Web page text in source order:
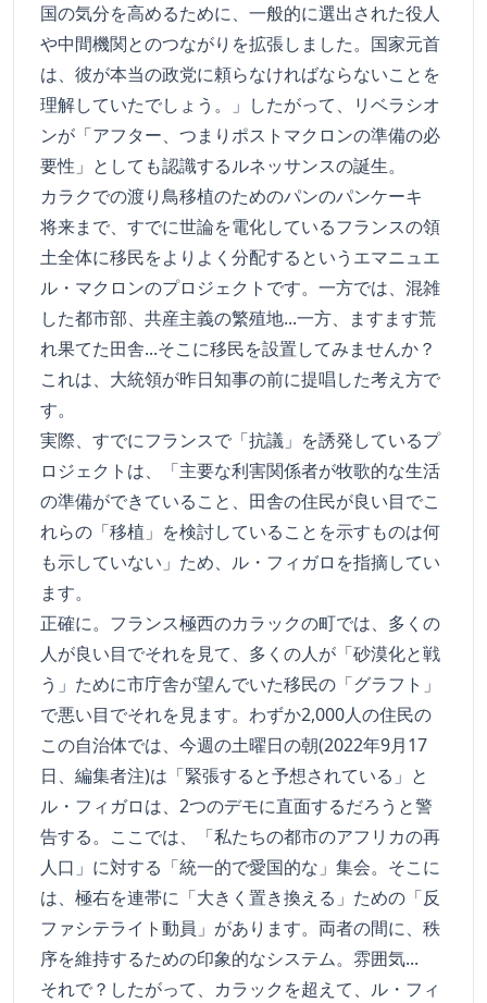
国の気分を高めるために、一般的に選出された役人
や中間機関とのつながりを拡張しました。国家元首
は、彼が本当の政党に頼らなければならないことを
理解していたでしょう。」したがって、リベラシオ
ンが「アフター、つまりポストマクロンの準備の必
要性」としても認識するルネッサンスの誕生。
カラクでの渡り鳥移植のためのパンのパンケーキ
将来まで、すでに世論を電化しているフランスの領
土全体に移民をよりよく分配するというエマニュエ
ル・マクロンのプロジェクトです。一方では、混雑
した都市部、共産主義の繁殖地...一方、ますます荒
れ果てた田舎...そこに移民を設置してみませんか？
これは、大統領が昨日知事の前に提唱した考え方で
す。
実際、すでにフランスで「抗議」を誘発しているプ
ロジェクトは、「主要な利害関係者が牧歌的な生活
の準備ができていること、田舎の住民が良い目でこ
れらの「移植」を検討していることを示すものは何
も示していない」ため、ル・フィガロを指摘してい
ます。
正確に。フランス極西のカラックの町では、多くの
人が良い目でそれを見て、多くの人が「砂漠化と戦
う」ために市庁舎が望んでいた移民の「グラフト」
で悪い目でそれを見ます。わずか2,000人の住民の
この自治体では、今週の土曜日の朝(2022年9月17
日、編集者注)は「緊張すると予想されている」と
ル・フィガロは、2つのデモに直面するだろうと警
告する。ここでは、「私たちの都市のアフリカの再
人口」に対する「統一的で愛国的な」集会。そこに
は、極右を連帯に「大きく置き換える」ための「反
ファシテライト動員」があります。両者の間に、秩
序を維持するための印象的なシステム。雰囲気...
それで？したがって、カラックを超えて、ル・フィ